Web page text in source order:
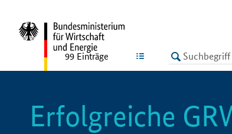
LISTE
99 Einträge
Erfolgreiche